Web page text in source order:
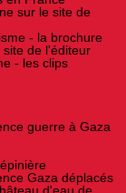
sur le site de
- la brochure
de l'éditeur
- les clips
guerre à Gaza
Gaza déplacés